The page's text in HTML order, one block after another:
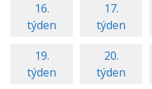
16.
týden
17.
týden
19.
týden
20.
týden